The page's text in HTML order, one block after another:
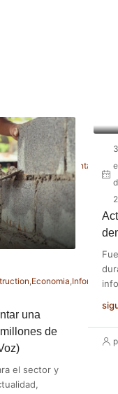
,
Real
Estate
, Ventas
Economia Informes
una
de
el sector y